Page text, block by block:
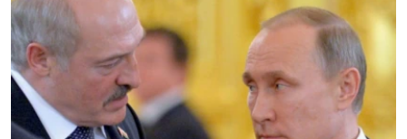
ВСЕ ЗА ДЕНЬ
СПЕЦПРОЕКТИ
ДЕПОРТАЦІЯ
ВІДЕОУРОКИ «ELIFBE»
ЯК ОБІЙТИ БЛОКУВАННЯ
Русский